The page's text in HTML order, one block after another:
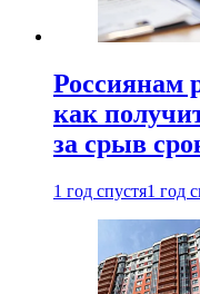
Россиянам
как
за срыв
1 год спустя1 год